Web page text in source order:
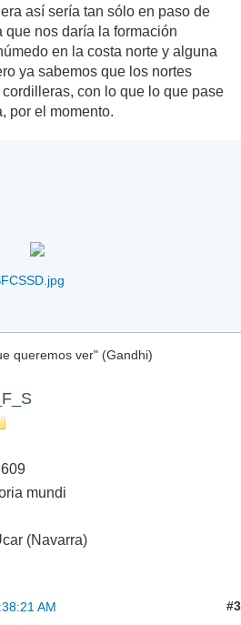
así sería tan sólo en paso de
que nos daría la formación
en la costa norte y alguna
ya sabemos que los nortes
con lo que lo que pase
por el momento.
queremos ver" (Gandhi)
mundi
(Navarra)
AM #3